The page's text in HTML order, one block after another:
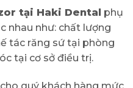
tại Haki Dental phụ
nhau như: chất lượng
tác răng sứ tại phòng
tại cơ sở điều trị.